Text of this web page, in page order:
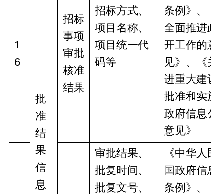
批
准
结
果
信
息
1
6
招标
事项
审批
核准
结果
招标方式、
项目名称、
项目统一代
码等
条例》、
全面推进
开工作的意
见》、《
进重大建
批准和实
政府信息
意见》
审批结果、
批复时间、
批复文号、
《中华人
国政府信
条例》、